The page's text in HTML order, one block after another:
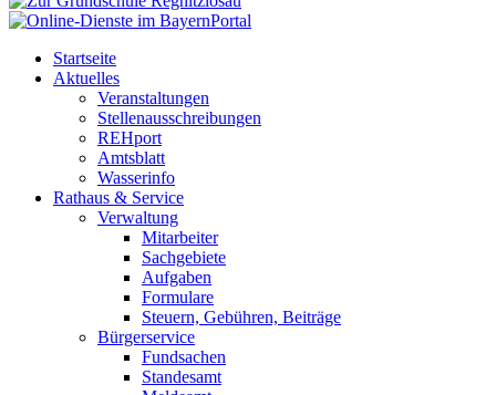
Startseite
Aktuelles
Veranstaltungen
Stellenausschreibungen
REHport
Amtsblatt
Wasserinfo
Rathaus & Service
Verwaltung
Mitarbeiter
Sachgebiete
Aufgaben
Formulare
Steuern, Gebühren, Beiträge
Bürgerservice
Fundsachen
Standesamt